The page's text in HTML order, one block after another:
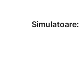
Simulatoare: